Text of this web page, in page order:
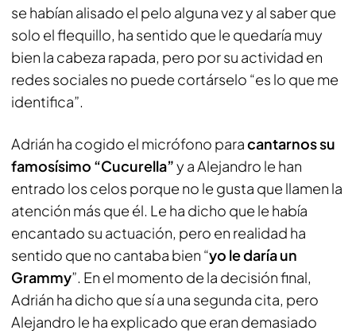
se habían alisado el pelo alguna vez y al saber que
solo el flequillo, ha sentido que le quedaría muy
bien la cabeza rapada, pero por su actividad en
redes sociales no puede cortárselo “es lo que me
identifica”.
Adrián ha cogido el micrófono paracantarnos su
famosísimo “Cucurella”y a Alejandro le han
entrado los celos porque no le gusta que llamen la
atención más que él. Le ha dicho que le había
encantado su actuación, pero en realidad ha
sentido que no cantaba bien “yo le daría un
Grammy”. En el momento de la decisión final,
Adrián ha dicho que sí a una segunda cita, pero
Alejandro le ha explicado que eran demasiado